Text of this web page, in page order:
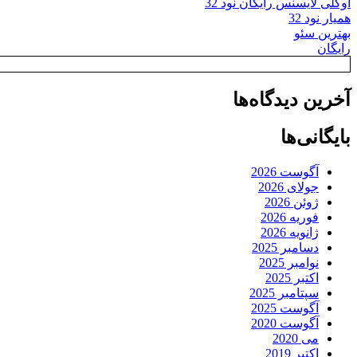
همیار نود 32
بهترین سئو
رایگان
آخرین دیدگاه‌ها
بایگانی‌ها
آگوست 2026
جولای 2026
ژوئن 2026
فوریه 2026
ژانویه 2026
دسامبر 2025
نوامبر 2025
اکتبر 2025
سپتامبر 2025
آگوست 2025
آگوست 2020
می 2020
اکتبر 2019